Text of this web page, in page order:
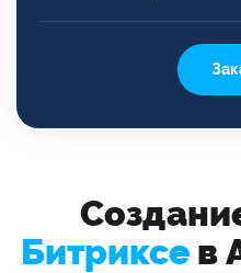
Битриксев